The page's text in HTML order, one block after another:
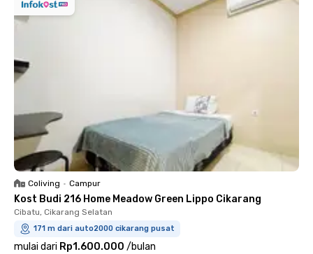
Coliving • Campur
Kost Budi 216 Home Meadow Green Lippo Cikarang
Cibatu, Cikarang Selatan
171 m dari auto2000 cikarang pusat
mulai dari Rp1.600.000 /bulan